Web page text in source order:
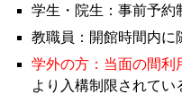
学生・院生：事前予約
教職員：開館時間内に
学外の方：当面の間利
より入構制限されてい